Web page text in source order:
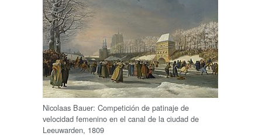
Nicolaas Bauer: Competición de patinaje de
velocidad femenino en el canal de la ciudad de
Leeuwarden, 1809